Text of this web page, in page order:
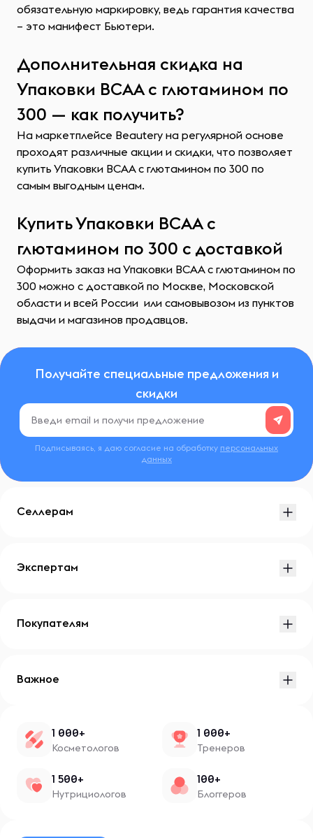
обязательную маркировку, ведь гарантия качества
– это манифест Бьютери.
Дополнительная скидка на
Упаковки ВСАА с глютамином по
300 — как получить?
На маркетплейсе Beautery на регулярной основе
проходят различные акции и скидки, что позволяет
купить Упаковки ВСАА с глютамином по 300 по
самым выгодным ценам.
Купить Упаковки ВСАА с
глютамином по 300 с доставкой
Оформить заказ на Упаковки ВСАА с глютамином по
300 можно с доставкой по Москве, Московской
области и всей России или самовывозом из пунктов
выдачи и магазинов продавцов.
Получайте специальные предложения и
скидки
Подписываясь, я даю согласие на обработку персональных
данных
Селлерам
Экспертам
Покупателям
Важное
1 000+
Косметологов
1 000+
Тренеров
1 500+
Нутрициологов
100+
Блоггеров